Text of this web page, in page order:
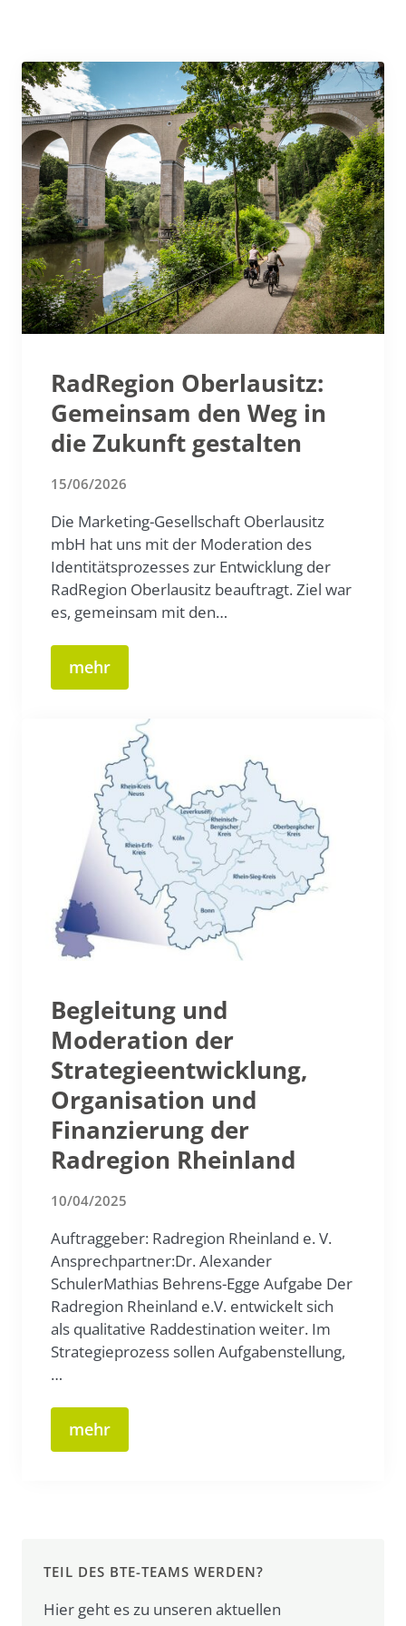
RadRegion Oberlausitz:
Gemeinsam den Weg in
die Zukunft gestalten
15/06/2026
Die Marketing-Gesellschaft Oberlausitz
mbH hat uns mit der Moderation des
Identitätsprozesses zur Entwicklung der
RadRegion Oberlausitz beauftragt. Ziel war
es, gemeinsam mit den…
mehr
Begleitung und
Moderation der
Strategieentwicklung,
Organisation und
Finanzierung der
Radregion Rheinland
10/04/2025
Auftraggeber: Radregion Rheinland e. V.
Ansprechpartner:Dr. Alexander
SchulerMathias Behrens-Egge Aufgabe Der
Radregion Rheinland e.V. entwickelt sich
als qualitative Raddestination weiter. Im
Strategieprozess sollen Aufgabenstellung,
…
mehr
TEIL DES BTE-TEAMS WERDEN?
Hier geht es zu unseren aktuellen